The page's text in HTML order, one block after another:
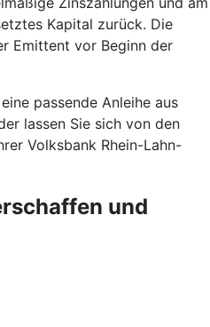
Kapital zurück. Die
Emittent vor Beginn der
passende Anleihe aus
lassen Sie sich von den
Volksbank Rhein-Lahn-
und